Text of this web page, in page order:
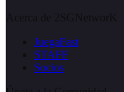
JuegaFast
STAFF
Socios